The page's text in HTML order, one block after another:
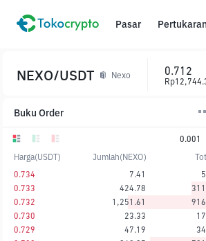
Pasar Pertukaran
Buku Order
0.001
Harga(USDT)
Jumlah(NEXO)
0.734
7.41
0.733
424.78
0.732
1,251.61
0.730
23.33
0.729
47.19
NEXO/USDT Nexo 0.712